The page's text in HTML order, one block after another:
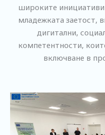
широките
младежката заетост,
дигитални,
компетентности,
включване в